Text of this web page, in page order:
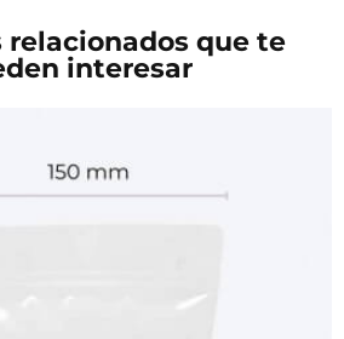
relacionados que te
interesar